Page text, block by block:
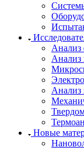
Анализ
Анализ
Анализ
Новые